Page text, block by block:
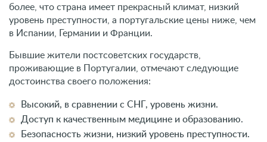
более, что страна имеет прекрасный климат, низкий
уровень преступности, а португальские цены ниже, чем
в Испании, Германии и Франции.
Бывшие жители постсоветских государств,
проживающие в Португалии, отмечают следующие
достоинства своего положения:
Высокий, в сравнении с СНГ, уровень жизни.
Доступ к качественным медицине и образованию.
Безопасность жизни, низкий уровень преступности.